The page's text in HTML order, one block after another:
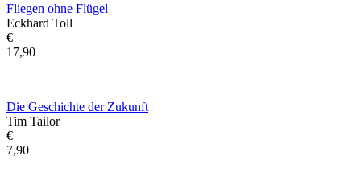
Fliegen ohne Flügel
Eckhard Toll
€
17,90
Die Geschichte der Zukunft
Tim Tailor
€
7,90